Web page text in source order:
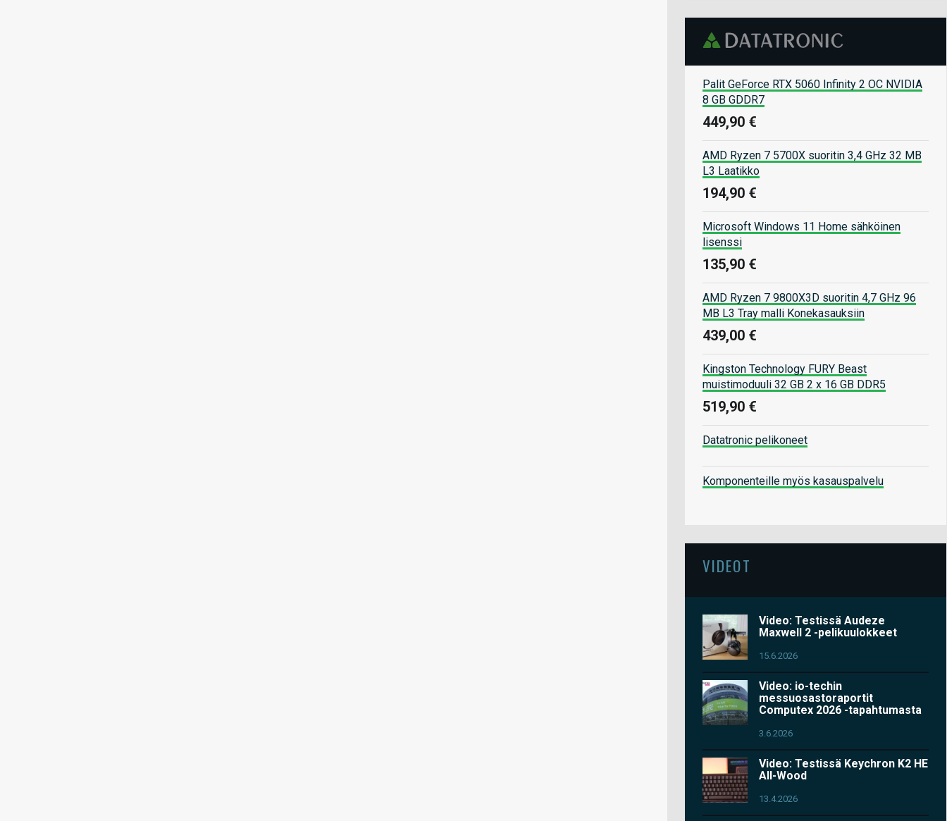
Palit GeForce RTX 5060 Infinity 2 OC NVIDIA
8 GB GDDR7
449,90 €
AMD Ryzen 7 5700X suoritin 3,4 GHz 32 MB
L3 Laatikko
194,90 €
Microsoft Windows 11 Home sähköinen
lisenssi
135,90 €
AMD Ryzen 7 9800X3D suoritin 4,7 GHz 96
MB L3 Tray malli Konekasauksiin
439,00 €
Kingston Technology FURY Beast
muistimoduuli 32 GB 2 x 16 GB DDR5
519,90 €
Datatronic pelikoneet
Komponenteille myös kasauspalvelu
VIDEOT
Video: Testissä Audeze
Maxwell 2 -pelikuulokkeet
15.6.2026
Video: io-techin
messuosastoraportit
Computex 2026 -tapahtumasta
3.6.2026
Video: Testissä Keychron K2 HE
All-Wood
13.4.2026